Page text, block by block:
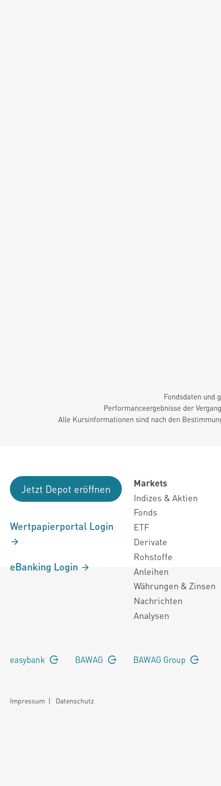
Fondsdaten und
Performanceergebnisse der
Alle Kursinformationen sind nach den
Jetzt Depot eröffnen
Wertpapierportal Login
eBanking Login
Markets
Indizes & Aktien
Fonds
ETF
Derivate
Rohstoffe
Anleihen
Währungen & Zinsen
Nachrichten
Analysen
easybank BAWAG BAWAG Group
Impressum | Datenschutz